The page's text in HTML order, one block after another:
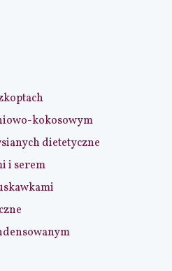
kokosowym
dietetyczne
i serem